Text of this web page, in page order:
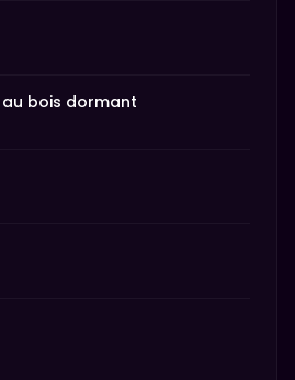
bois dormant